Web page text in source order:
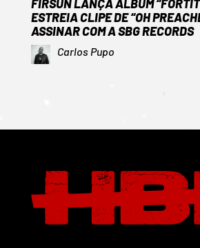
FIRSUN LANÇA ÁLBUM
ESTREIA CLIPE DE “OH
ASSINAR COM A SBG RECORDS
Carlos Pupo